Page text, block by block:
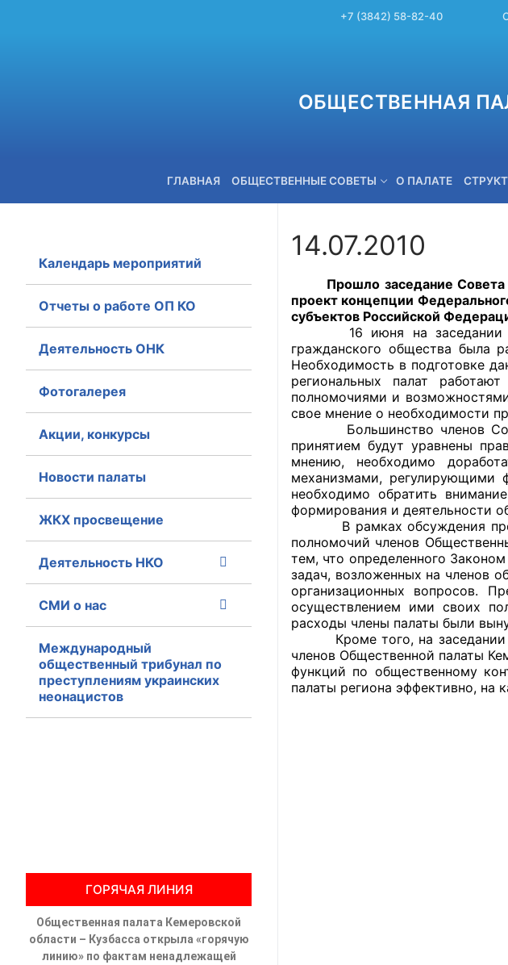
+7 (3842) 58-82-40
ОБЩЕСТВЕННАЯ
ГЛАВНАЯ ОБЩЕСТВЕННЫЕ СОВЕТЫ О ПАЛАТЕ
+7 (3842) 58-82-40
Главная
Общественные советы
Общественные советы при
исполнительной власти
Общественные советы по
оказания услуг
О Палате
Структура Палаты
Экспертный совет ОП КО
14.07.2010
Прошло заседание Совета
проект концепции
субъектов Российской
16 июня на
гражданского общества была
Необходимость в подготовке
региональных палат
полномочиями и
свое мнение о необходимости
Большинство членов
принятием будут уравнены
мнению, необходимо
механизмами, регулирующими
необходимо обратить
формирования и деятельности
В рамках обсуждения
полномочий членов
тем, что определенного
задач, возложенных на членов
организационных вопросов.
осуществлением ими своих
расходы члены палаты были
Кроме того, на заседании
членов Общественной палаты
функций по общественному
палаты региона эффективно, на
Календарь мероприятий
Отчеты о работе ОП КО
Деятельность ОНК
Фотогалерея
Акции, конкурсы
Новости палаты
ЖКХ просвещение
Деятельность НКО
СМИ о нас
Международный
общественный трибунал по
преступлениям украинских
неонацистов
ГОРЯЧАЯ ЛИНИЯ
Общественная палата Кемеровской
области – Кузбасса открыла «горячую
линию» по фактам ненадлежащей